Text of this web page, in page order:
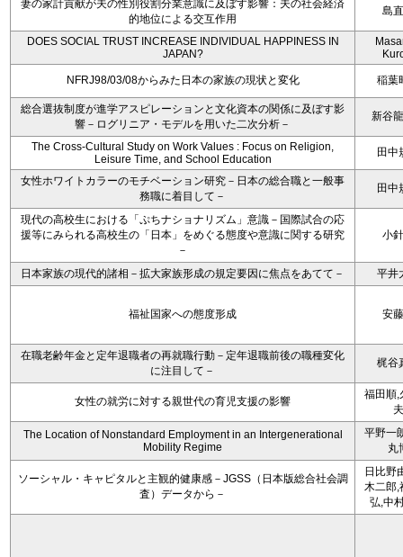
妻の家計貢献が夫の性別役割分業意識に及ぼす影響：夫の社会経済
的地位による交互作用
島
DOES SOCIAL TRUST INCREASE INDIVIDUAL HAPPINESS IN
JAPAN?
NFRJ98/03/08からみた日本の家族の現状と変化 稲葉
総合選抜制度が進学アスピレーションと文化資本の関係に及ぼす影
響－ログリニア・モデルを用いた二次分析－
新谷
The Cross-Cultural Study on Work Values : Focus on Religion,
Leisure Time, and School Education
田中
女性ホワイトカラーのモチベーション研究－日本の総合職と一般事
務職に着目して－
田中
現代の高校生における「ぷちナショナリズム」意識－国際試合の応
援等にみられる高校生の「日本」をめぐる態度や意識に関する研究
－
小
日本家族の現代的諸相－拡大家族形成の規定要因に焦点をあてて－ 平井
福祉国家への態度形成 安
在職老齢年金と定年退職者の再就職行動－定年退職前後の職種変化
に注目して－
梶谷
女性の就労に対する親世代の育児支援の影響
福田順,
夫
The Location of Nonstandard Employment in an Intergenerational
Mobility Regime
平野一
丸
ソーシャル・キャピタルと主観的健康感－JGSS（日本版総合社会調
査）データから－
日比野
木二郎,
弘,中